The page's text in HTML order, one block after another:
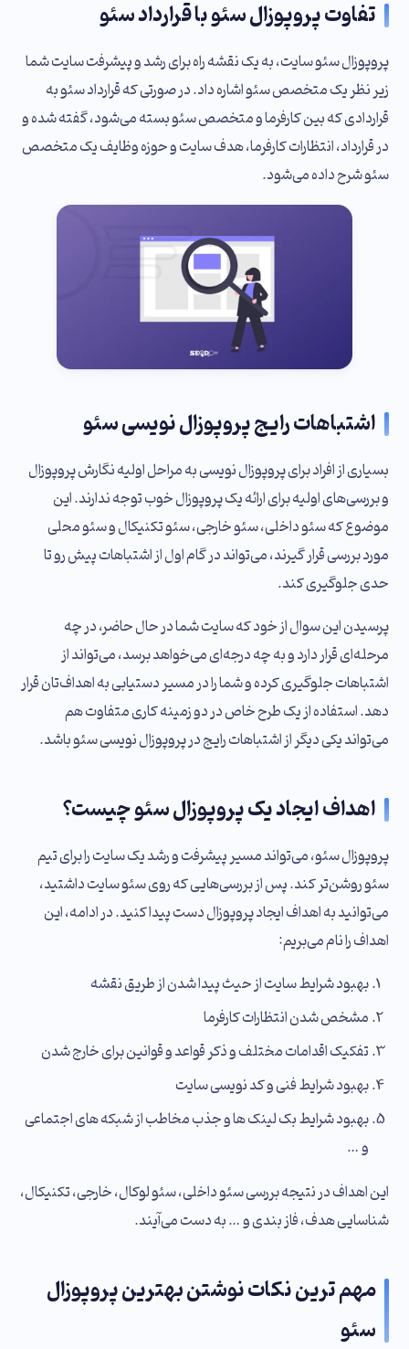
تفاوت پروپوزال سئو با قرارداد سئو
پروپوزال سئو سایت، به یک نقشه راه برای رشد و پیشرفت سایت شما
زیر نظر یک متخصص سئو اشاره داد. در صورتی که قرارداد سئو به
قراردادی که بین کارفرما و متخصص سئو بسته می‌شود، گفته شده و
در قرارداد، انتظارات کارفرما، هدف سایت و حوزه وظایف یک متخصص
سئو شرح داده می‌شود.
اشتباهات رایج پروپوزال نویسی سئو
بسیاری از افراد برای پروپوزال نویسی به مراحل اولیه نگارش پروپوزال
و بررسی‌های اولیه برای ارائه یک پروپوزال خوب توجه ندارند. این
موضوع که سئو داخلی، سئو خارجی، سئو تکنیکال و سئو محلی
مورد بررسی قرار گیرند، می‌تواند در گام اول از اشتباهات پیش رو تا
حدی جلوگیری کند.
پرسیدن این سوال از خود که سایت شما در حال حاضر، در چه
مرحله‌ای قرار دارد و به چه درجه‌ای می‌خواهد برسد، می‌تواند از
اشتباهات جلوگیری کرده و شما را در مسیر دستیابی به اهداف‌تان قرار
دهد. استفاده از یک طرح خاص در دو زمینه کاری متفاوت هم
می‌تواند یکی دیگر از اشتباهات رایج در پروپوزال نویسی سئو باشد.
اهداف ایجاد یک پروپوزال سئو چیست؟
پروپوزال سئو، می‌تواند مسیر پیشرفت و رشد یک سایت را برای تیم
سئو روشن‌تر کند. پس از بررسی‌هایی که روی سئو سایت داشتید،
می‌توانید به اهداف ایجاد پروپوزال دست پیدا کنید. در ادامه، این
اهداف را نام می‌بریم:
بهبود شرایط سایت از حیث پیدا شدن از طریق نقشه
مشخص شدن انتظارات کارفرما
تفکیک اقدامات مختلف و ذکر قواعد و قوانین برای خارج شدن
بهبود شرایط فنی و کد نویسی سایت
بهبود شرایط بک لینک ‌ها و جذب مخاطب از شبکه‌ های اجتماعی
و …
این اهداف در نتیجه بررسی سئو داخلی، سئو لوکال، خارجی، تکنیکال،
شناسایی هدف، فاز بندی و … به دست می‌آیند.
مهم ترین نکات نوشتن بهترین پروپوزال
سئو